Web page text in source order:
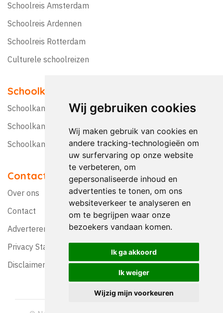
Wij gebruiken cookies
Wij maken gebruik van cookies en
andere tracking-technologieën om
uw surfervaring op onze website
te verbeteren, om
gepersonaliseerde inhoud en
advertenties te tonen, om ons
websiteverkeer te analyseren en
om te begrijpen waar onze
bezoekers vandaan komen.
Ik ga akkoord
Ik weiger
Wijzig mijn voorkeuren
Schoolreis Amsterdam
Schoolreis Ardennen
Schoolreis Rotterdam
Culturele schoolreizen
Schoolkampen
Schoolkamp Nederland
Schoolkamp België
Schoolkamptips
Contact
Over ons
Contact
Adverteren?
Privacy Statement
Disclaimer